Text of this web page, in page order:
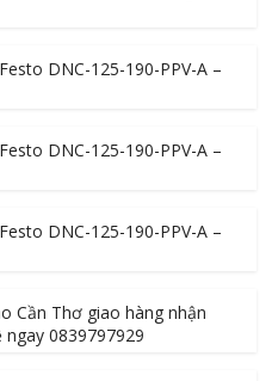
DNC-125-190-PPV-A –
DNC-125-190-PPV-A –
DNC-125-190-PPV-A –
Cần Thơ giao hàng nhận
0839797929